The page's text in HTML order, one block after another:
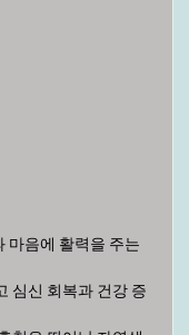
마음에 활력을 주는
심신 회복과 건강 증